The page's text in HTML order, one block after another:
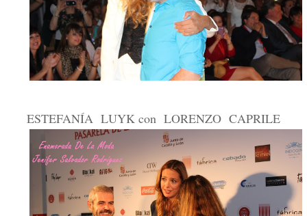
ESTEFANÍA LUYK con LORENZO CAPRILE